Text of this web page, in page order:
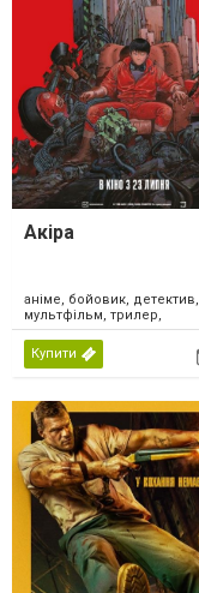
Акіра
аніме, бойовик, детектив,
мультфільм, трилер,
фантастика, Японія, 2026
Купити